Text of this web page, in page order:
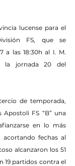
lucense para el
FS, que se
a las 18:30h al I. M.
la jornada 20 del
de temporada,
FS “B” una
en lo más
fechas al
alcanzaron los 51
19 partidos contra el